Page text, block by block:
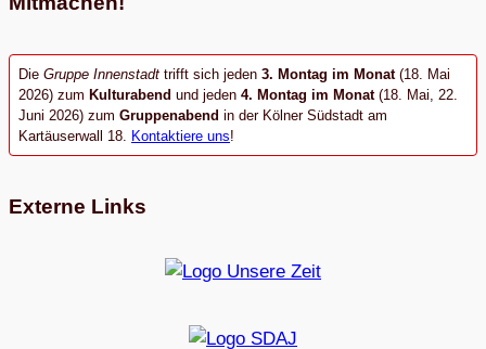
Die Gruppe Innenstadt trifft sich jeden 3. Montag im Monat (18. Mai
2026) zum Kulturabend und jeden 4. Montag im Monat(18. Mai, 22.
Juni 2026) zum Gruppenabend in der Kölner Südstadt am
Kartäuserwall 18. Kontaktiere uns!
Externe Links